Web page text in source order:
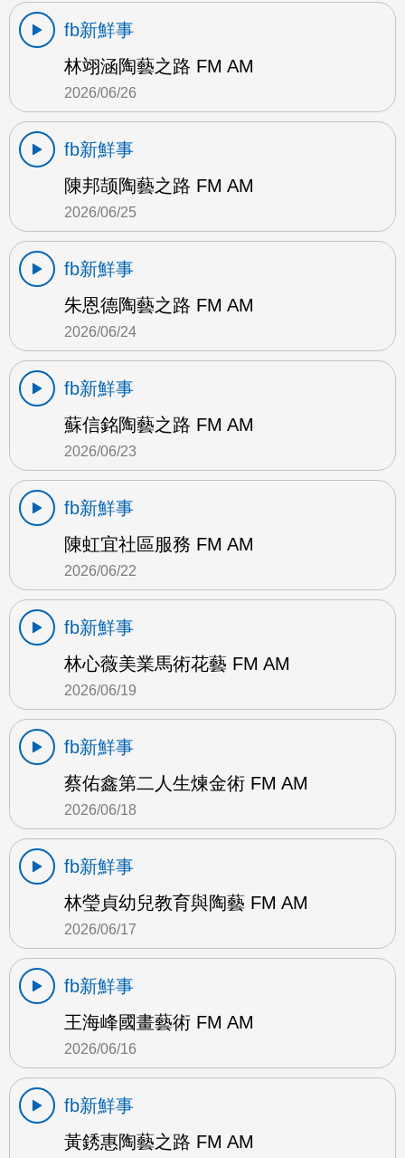
fb新鮮事
林翊涵陶藝之路 FM AM
2026/06/26
fb新鮮事
陳邦颉陶藝之路 FM AM
2026/06/25
fb新鮮事
朱恩德陶藝之路 FM AM
2026/06/24
fb新鮮事
蘇信銘陶藝之路 FM AM
2026/06/23
fb新鮮事
陳虹宜社區服務 FM AM
2026/06/22
fb新鮮事
林心薇美業馬術花藝 FM AM
2026/06/19
fb新鮮事
蔡佑鑫第二人生煉金術 FM AM
2026/06/18
fb新鮮事
林瑩貞幼兒教育與陶藝 FM AM
2026/06/17
fb新鮮事
王海峰國畫藝術 FM AM
2026/06/16
fb新鮮事
黃銹惠陶藝之路 FM AM